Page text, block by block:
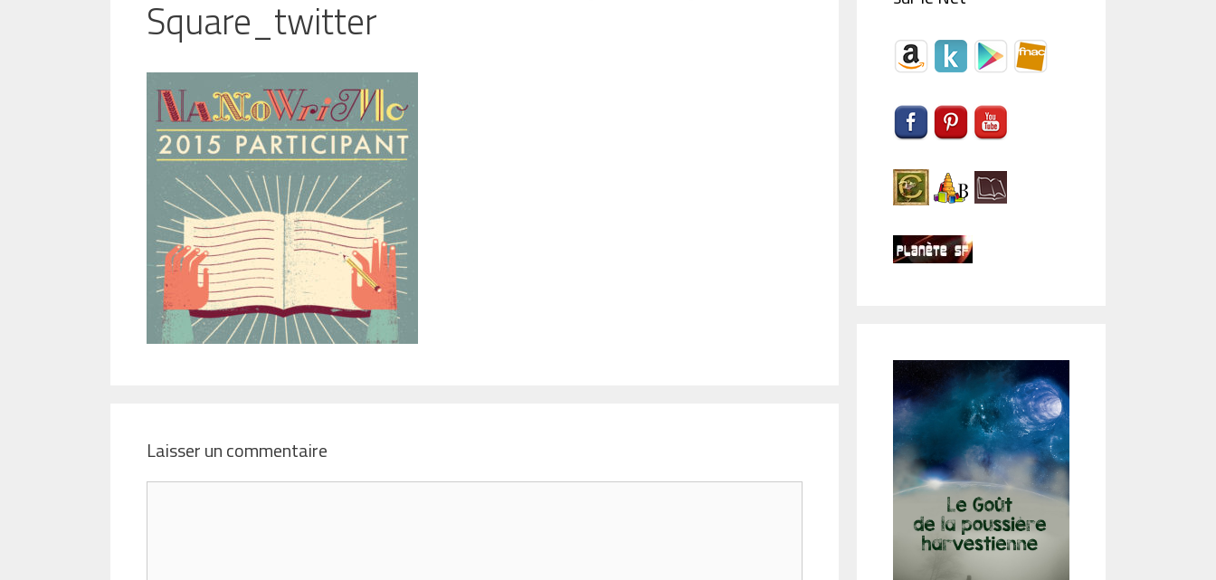
Square_twitter
Laisser un commentaire